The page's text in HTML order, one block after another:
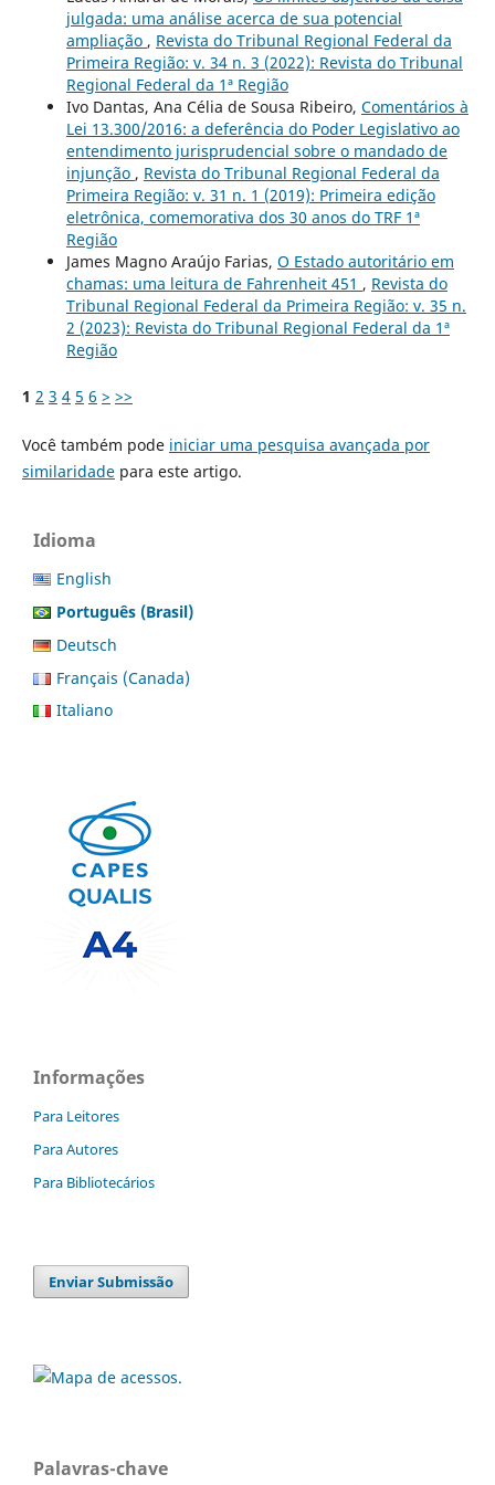
julgada: uma análise acerca de sua potencial
ampliação , Revista do Tribunal Regional Federal da
Primeira Região: v. 34 n. 3 (2022): Revista do Tribunal
Regional Federal da 1ª Região
Ivo Dantas, Ana Célia de Sousa Ribeiro, Comentários à
Lei 13.300/2016: a deferência do Poder Legislativo ao
entendimento jurisprudencial sobre o mandado de
injunção , Revista do Tribunal Regional Federal da
Primeira Região: v. 31 n. 1 (2019): Primeira edição
eletrônica, comemorativa dos 30 anos do TRF 1ª
Região
James Magno Araújo Farias, O Estado autoritário em
chamas: uma leitura de Fahrenheit 451 , Revista do
Tribunal Regional Federal da Primeira Região: v. 35 n.
2 (2023): Revista do Tribunal Regional Federal da 1ª
Região
1 2 3 4 5 6 > >>
Você também pode iniciar uma pesquisa avançada por
similaridadepara este artigo.
Idioma
English
Português (Brasil)
Deutsch
Français (Canada)
Italiano
Informações
Para Leitores
Para Autores
Para Bibliotecários
Enviar Submissão
Palavras-chave